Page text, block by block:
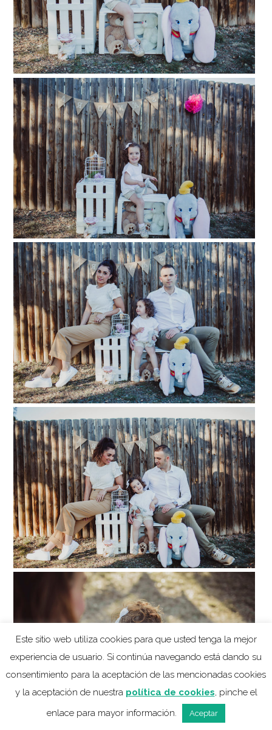
Este sitio web utiliza cookies para que usted tenga la mejor
experiencia de usuario. Si continúa navegando está dando su
consentimiento para la aceptación de las mencionadas cookies
y la aceptación de nuestra política de cookies, pinche el
enlace para mayor información.
Aceptar